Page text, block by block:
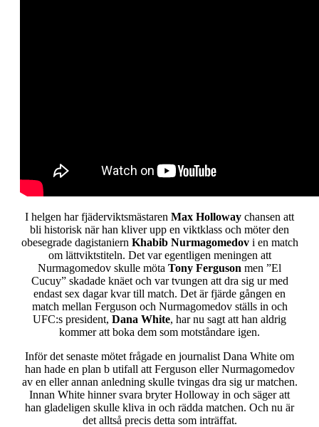
I helgen har fjäderviktsmästaren Max Holloway chansen att
bli historisk när han kliver upp en viktklass och möter den
obesegrade dagistaniern Khabib Nurmagomedovi en match
om lättviktstiteln. Det var egentligen meningen att
Nurmagomedov skulle möta Tony Ferguson men ”El
Cucuy” skadade knäet och var tvungen att dra sig ur med
endast sex dagar kvar till match. Det är fjärde gången en
match mellan Ferguson och Nurmagomedov ställs in och
UFC:s president, Dana White, har nu sagt att han aldrig
kommer att boka dem som motståndare igen.
Inför det senaste mötet frågade en journalist Dana White om
han hade en plan b utifall att Ferguson eller Nurmagomedov
av en eller annan anledning skulle tvingas dra sig ur matchen.
Innan White hinner svara bryter Holloway in och säger att
han gladeligen skulle kliva in och rädda matchen. Och nu är
det alltså precis detta som inträffat.